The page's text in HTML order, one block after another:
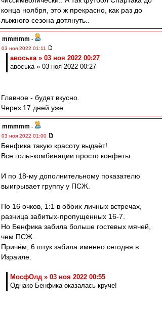
конца ноября, это ж прекрасно, как раз до
лыжного сезона дотянуть..
mmmmm -
03 ноя 2022 01:11
авоська » 03 ноя 2022 00:27
авоська » 03 ноя 2022 00:27
Главное - будет вкусно.
Через 17 дней уже.
mmmmm -
03 ноя 2022 01:00
Бенфика такую красоту выдаёт!
Все голы-комбинации просто конфеты.
И по 18-му дополнительному показателю
выигрывает группу у ПСЖ.
По 16 очков, 1:1 в обоих личных встречах,
разница забитых-пропущенных 16-7.
Но Бенфика забила больше гостевых мячей,
чем ПСЖ.
Причём, 6 штук забила именно сегодня в
Израиле.
МосфОлд » 03 ноя 2022 00:55
Однако Бенфика оказалась круче!